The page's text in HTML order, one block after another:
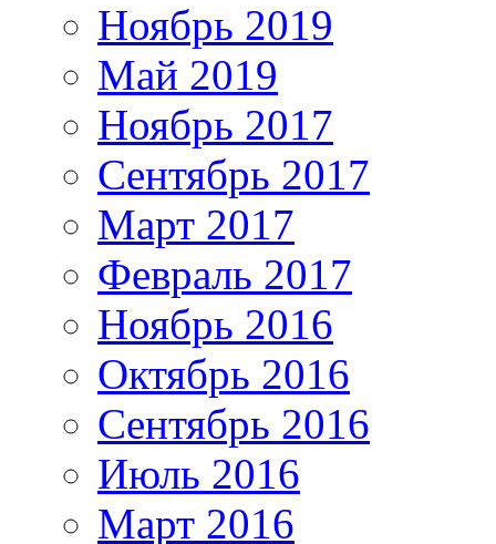
Ноябрь 2019
Май 2019
Ноябрь 2017
Сентябрь 2017
Март 2017
Февраль 2017
Ноябрь 2016
Октябрь 2016
Сентябрь 2016
Июль 2016
Март 2016